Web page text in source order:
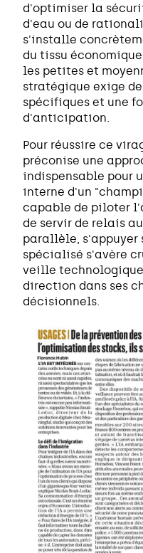
d'optimiser la
d'eau ou de
s'installe
du tissu
les petites et
stratégique exige
spécifiques et une
d'anticipation.
Pour réussire ce
préconise une
indispensable pour
interne d'un
capable de piloter
de servir de relais
parallèle, s'appuyer
spécialisé s'avère
veille
direction dans ses
décisionnels.